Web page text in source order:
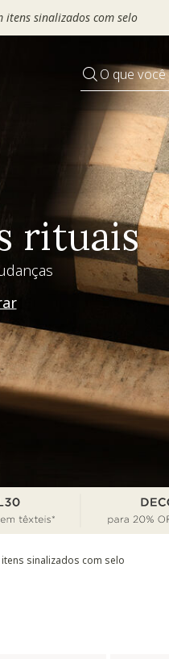
*Válido por tempo limitado, em
O que
rituais
sinalizados com selo